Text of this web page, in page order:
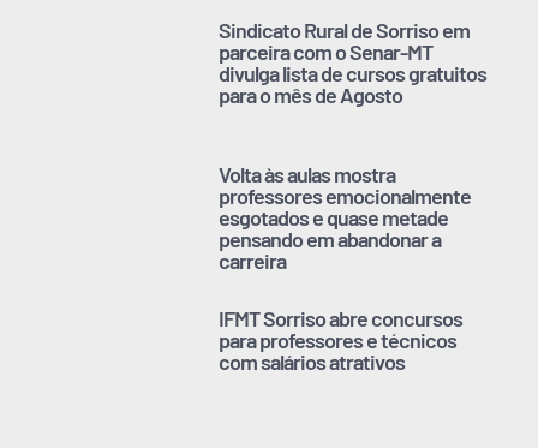
Sindicato Rural de Sorriso em
parceira com o Senar-MT
divulga lista de cursos gratuitos
para o mês de Agosto
Volta às aulas mostra
professores emocionalmente
esgotados e quase metade
pensando em abandonar a
carreira
IFMT Sorriso abre concursos
para professores e técnicos
com salários atrativos